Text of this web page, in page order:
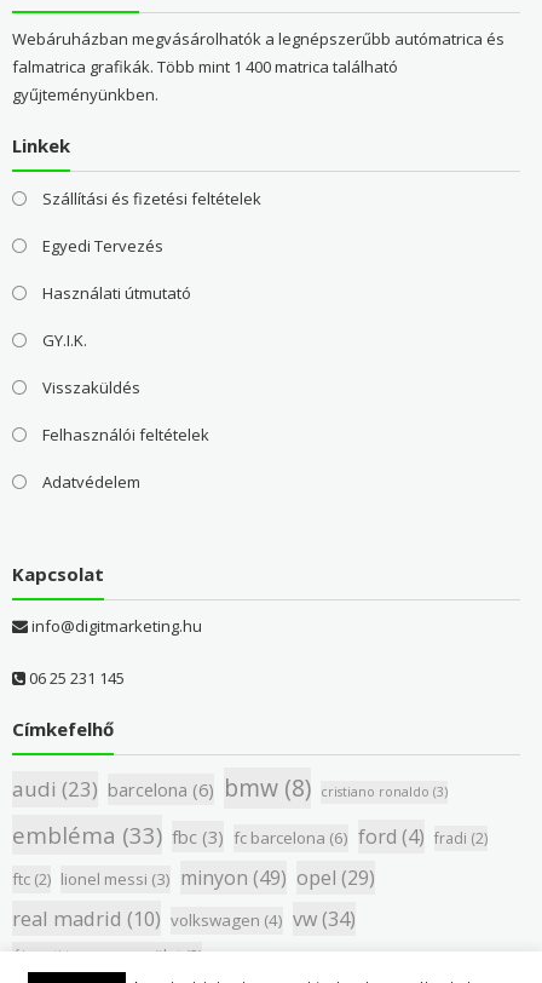
Webáruházban megvásárolhatók a legnépszerűbb autómatrica és
falmatrica grafikák. Több mint 1 400 matrica található
gyűjteményünkben.
Linkek
Szállítási és fizetési feltételek
Egyedi Tervezés
Használati útmutató
GY.I.K.
Visszaküldés
Felhasználói feltételek
Adatvédelem
Kapcsolat
info@digitmarketing.hu
06 25 231 145
Címkefelhő
audi (23) barcelona (6) bmw(8) cristiano ronaldo (3)
embléma (33) fbc (3) fc barcelona (6) ford (4) fradi (2)
ftc(2) lionel messi (3) minyon (49) opel (29)
real madrid (10) volkswagen (4) vw(34)
újpesti torna egyesület(2)